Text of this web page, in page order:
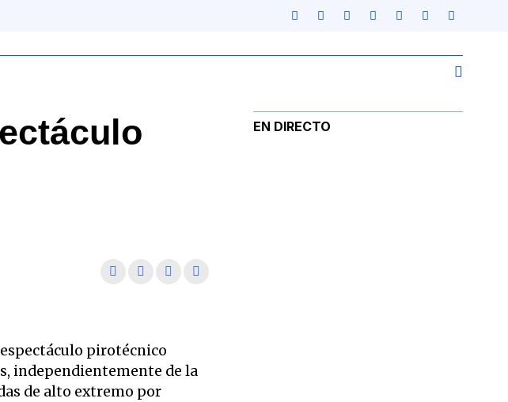
pirotécnico
independientemente de la
de alto extremo por
EN DIRECTO